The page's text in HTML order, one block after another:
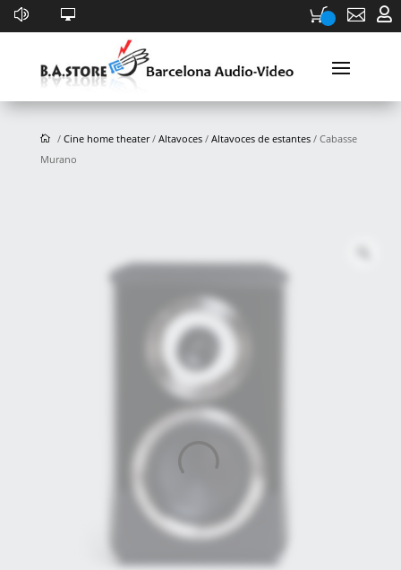
 
/ Cine home theater/ Altavoces/ Altavoces de estantes/ Cabasse
Murano